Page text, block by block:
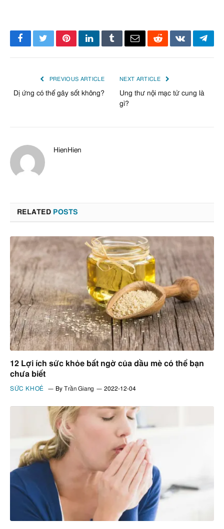
Facebook
TwitterPinterestLinkedInTumblrEmailRedditVKontakte
PREVIOUS ARTICLE
Dị ứng có thể gây sốt không?
NEXT ARTICLE
Ung thư nội mạc tử cung là
gì?
HienHien
RELATED POSTS
12 Lợi ích sức khỏe bất ngờ của dầu mè có thể bạn
chưa biết
SỨC KHOẺ By Trần Giang 2022-12-04